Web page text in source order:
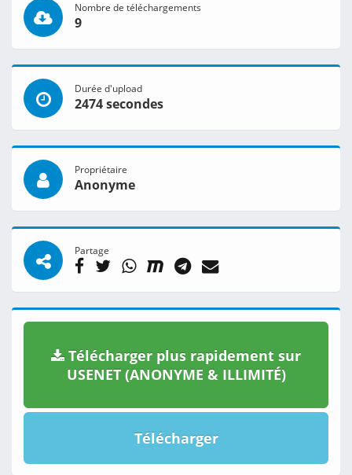
Nombre de téléchargements
9
Durée d'upload
2474 secondes
Propriétaire
Anonyme
Partage
Télécharger plus rapidement sur
USENET (ANONYME & ILLIMITÉ)
Télécharger